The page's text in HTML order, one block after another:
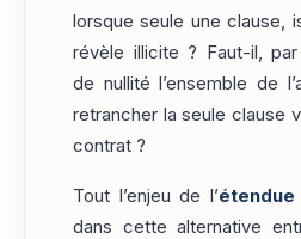
lorsque seule une clause,
révèle illicite ? Faut-il,
de nullité l’ensemble de
retrancher la seule clause
contrat ?
Tout l’enjeu de l’
dans cette alternative